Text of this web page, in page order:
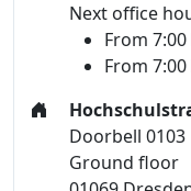
Next office
From
From
Doorbell 0103
Ground floor